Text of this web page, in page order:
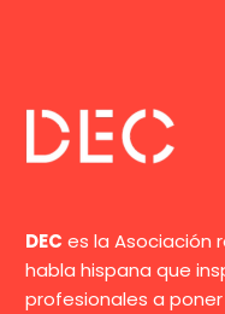
DEC es la Asociación
habla hispana que
profesionales a